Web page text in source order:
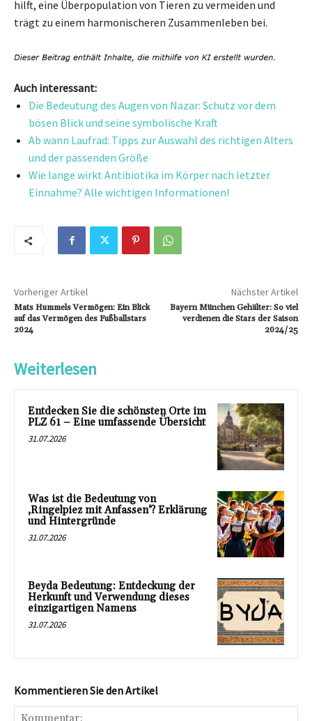
hilft, eine Überpopulation von Tieren zu vermeiden und
trägt zu einem harmonischeren Zusammenleben bei.
Auch interessant:
Die Bedeutung des Augen von Nazar: Schutz vor dem
bösen Blick und seine symbolische Kraft
Ab wann Laufrad: Tipps zur Auswahl des richtigen Alters
und der passenden Größe
Wie lange wirkt Antibiotika im Körper nach letzter
Einnahme? Alle wichtigen Informationen!
Vorheriger Artikel
Mats Hummels Vermögen: Ein Blick
auf das Vermögen des Fußballstars
2024
Nächster Artikel
Bayern München Gehälter: So viel
verdienen die Stars der Saison
2024/25
Weiterlesen
Entdecken Sie die schönsten Orte im
PLZ 61 – Eine umfassende Übersicht
31.07.2026
Was ist die Bedeutung von
‚Ringelpiez mit Anfassen‘? Erklärung
und Hintergründe
31.07.2026
Beyda Bedeutung: Entdeckung der
Herkunft und Verwendung dieses
einzigartigen Namens
31.07.2026
Kommentieren Sie den Artikel